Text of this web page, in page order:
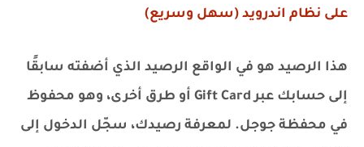
على نظام اندرويد (سهل وسريع)
هذا الرصيد هو في الواقع الرصيد الذي أضفته سابقًا
إلى حسابك عبر Gift Card أو طرق أخرى، وهو محفوظ
في محفظة جوجل. لمعرفة رصيدك، سجّل الدخول إلى